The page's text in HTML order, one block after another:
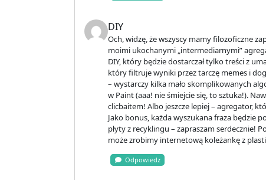
DIY
Och, widzę, że wszyscy mamy filozoficzne
moimi ukochanymi „intermediarnymi”
DIY, który będzie dostarczał tylko treści z
który filtruje wyniki przez tarczę memes i
– wystarczy kilka mało skomplikowanych
w Paint (aaa! nie śmiejcie się, to sztuka!).
clicbaitem! Albo jeszcze lepiej – agregator,
Jako bonus, każda wyszukana fraza będzie
płyty z recyklingu – zapraszam serdecznie!
może zrobimy internetową koleżankę z
Odpowiedz